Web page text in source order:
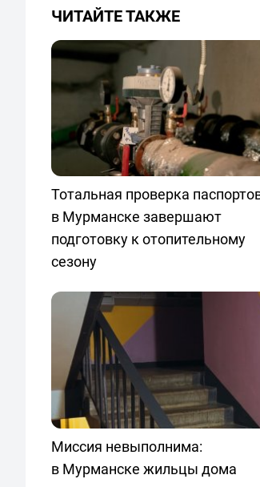
ЧИТАЙТЕ ТАКЖЕ
Тотальная проверка
в Мурманске завершают
подготовку к отопительному
сезону
Миссия невыполнима:
в Мурманске жильцы дома